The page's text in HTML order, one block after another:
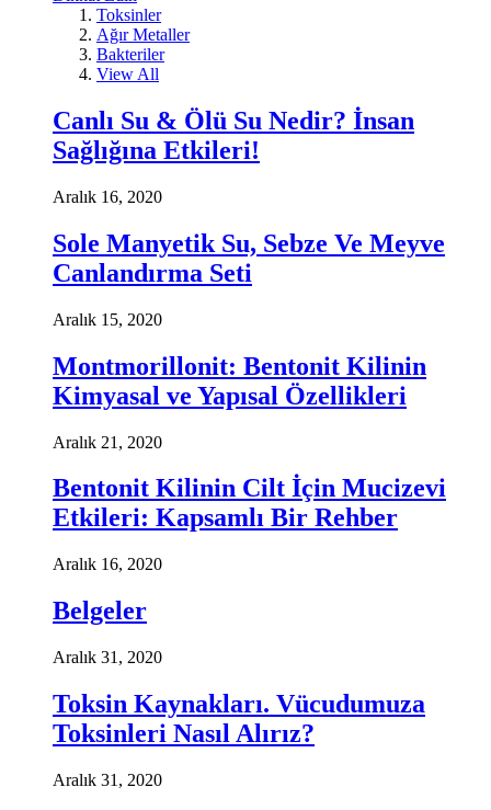
Toksinler
Ağır Metaller
Bakteriler
View All
Canlı Su & Ölü Su Nedir? İnsan
Sağlığına Etkileri!
Aralık 16, 2020
Sole Manyetik Su, Sebze Ve Meyve
Canlandırma Seti
Aralık 15, 2020
Montmorillonit: Bentonit Kilinin
Kimyasal ve Yapısal Özellikleri
Aralık 21, 2020
Bentonit Kilinin Cilt İçin Mucizevi
Etkileri: Kapsamlı Bir Rehber
Aralık 16, 2020
Belgeler
Aralık 31, 2020
Toksin Kaynakları. Vücudumuza
Toksinleri Nasıl Alırız?
Aralık 31, 2020